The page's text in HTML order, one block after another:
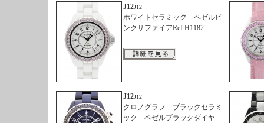
J12J12
ホワイトセラミック ベゼルピ
ンクサファイアRef:H1182
J12J12
クロノグラフ ブラックセラミ
ック ベゼルブラックダイヤ